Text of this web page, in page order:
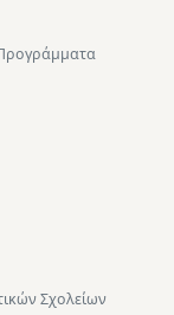
Σχολείων